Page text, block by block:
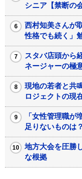
シニア【禁断の
西村知美さんが
性格でも続く」
スタバ店頭から
ネージャーの極意
現地の若者と共
ロジェクトの現
「女性管理職が
足りないものは？
地方大会を圧勝
な根拠